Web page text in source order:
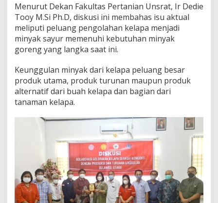
o
r
a
k
a
n
e
l
a
p
e
h
i
K
e
b
u
t
Menurut Dekan Fakultas Pertanian Unsrat, Ir Dedie
Tooy M.Si Ph.D, diskusi ini membahas isu aktual
meliputi peluang pengolahan kelapa menjadi
minyak sayur memenuhi kebutuhan minyak
goreng yang langka saat ini.
Keunggulan minyak dari kelapa peluang besar
produk utama, produk turunan maupun produk
alternatif dari buah kelapa dan bagian dari
tanaman kelapa.